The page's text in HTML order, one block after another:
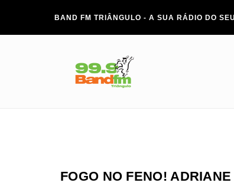
BAND FM TRIÂNGULO - A SUA RÁDIO DO
FOGO NO FENO!